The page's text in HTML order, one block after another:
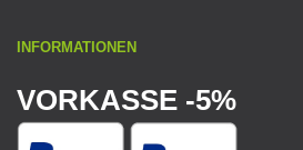
INFORMATIONEN
VORKASSE -5%